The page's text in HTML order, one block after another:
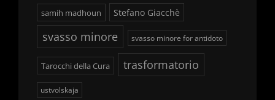
samih madhoun Stefano Giacchè
svasso minore svasso minore for antidoto
Tarocchi della Cura trasformatorio
ustvolskaja